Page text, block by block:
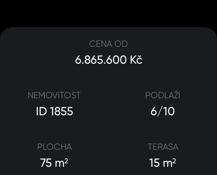
NEMOVITOST
ID 1855
PODLAŽÍ
6/10
PLOCHA
75 m2
TERASA
15 m2
CENA OD
6.865.600 Kč